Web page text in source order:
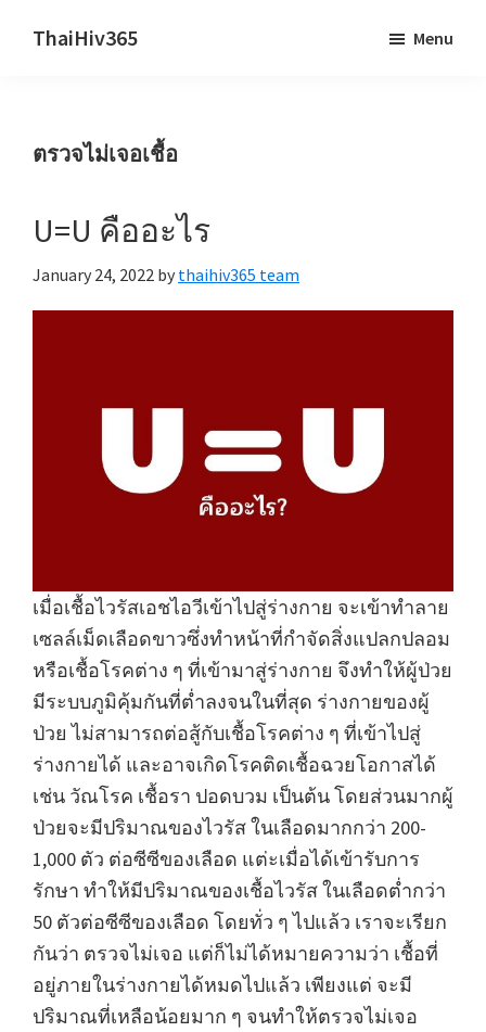
ThaiHiv365
behind.
Menu
ตรวจไม่เจอเชื้อ
U=U คืออะไร
January 24, 2022 by thaihiv365 team
เมื่อเชื้อไวรัสเอชไอวีเข้าไปสู่ร่างกาย จะเข้าทำลาย
เซลล์เม็ดเลือดขาวซึ่งทำหน้าที่กำจัดสิ่งแปลกปลอม
หรือเชื้อโรคต่าง ๆ ที่เข้ามาสู่ร่างกาย จึงทำให้ผู้ป่วย
มีระบบภูมิคุ้มกันที่ต่ำลงจนในที่สุด ร่างกายของผู้
ป่วย ไม่สามารถต่อสู้กับเชื้อโรคต่าง ๆ ที่เข้าไปสู่
ร่างกายได้ และอาจเกิดโรคติดเชื้อฉวยโอกาสได้
เช่น วัณโรค เชื้อรา ปอดบวม เป็นต้น โดยส่วนมากผู้
ป่วยจะมีปริมาณของไวรัส ในเลือดมากกว่า 200-
1,000 ตัว ต่อซีซีของเลือด แต่ะเมื่อได้เข้ารับการ
รักษา ทำให้มีปริมาณของเชื้อไวรัส ในเลือดต่ำกว่า
50 ตัวต่อซีซีของเลือด โดยทั่ว ๆ ไปแล้ว เราจะเรียก
กันว่า ตรวจไม่เจอ แต่ก็ไม่ได้หมายความว่า เชื้อที่
อยู่ภายในร่างกายได้หมดไปแล้ว เพียงแต่ จะมี
ปริมาณที่เหลือน้อยมาก ๆ จนทำให้ตรวจไม่เจอ